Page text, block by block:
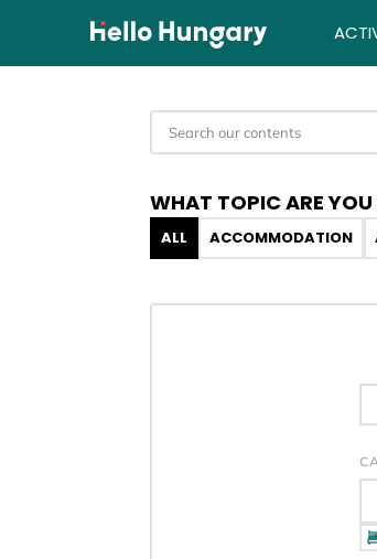
Skip to content
WHAT TOPIC ARE
ALL ACCOMMODATION